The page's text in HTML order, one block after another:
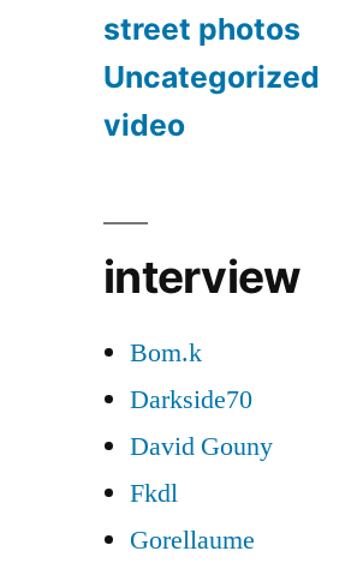
street photos
Uncategorized
video
interview
Bom.k
Darkside70
David Gouny
Fkdl
Gorellaume